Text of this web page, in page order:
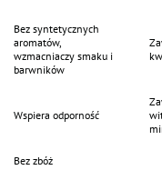
Bez syntetycznych
aromatów,
wzmacniaczy smaku i
barwników
Wspiera odporność
Bez zbóż